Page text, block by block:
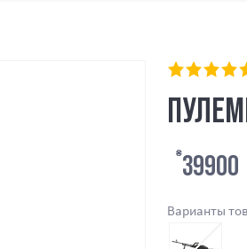
₴39900
Варианты